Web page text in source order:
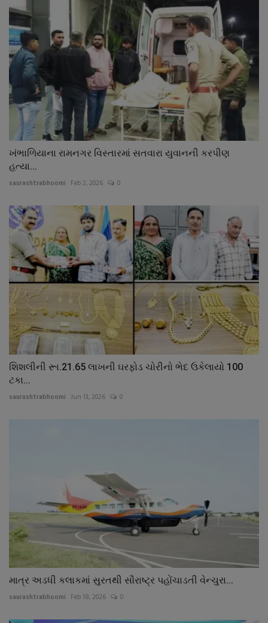
ખંભાળિયાના રામનગર વિસ્તારમાં સતવારા યુવાનની કરપીણ
હત્યા...
saurashtrabhoomi Feb 2, 2026 0
શિશલીની રૂા.21.65 લાખની ઘરફોડ ચોરીનો ભેદ ઉકેલાયો 100
ટકા...
saurashtrabhoomi Jun 13, 2026 0
માત્ર અડધી કલાકમાં સુરતથી સૌરાષ્ટ્ર પહોંચાડતી વેન્ચુરા...
saurashtrabhoomi Feb 18, 2026 0